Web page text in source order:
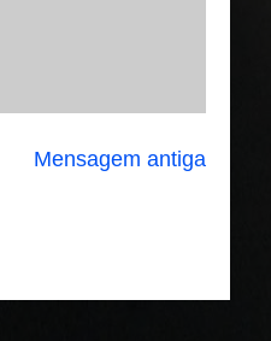
Mensagem antiga